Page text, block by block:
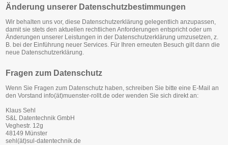
Änderung unserer Datenschutzbestimmungen
Wir behalten uns vor, diese Datenschutzerklärung gelegentlich anzupassen,
damit sie stets den aktuellen rechtlichen Anforderungen entspricht oder um
Änderungen unserer Leistungen in der Datenschutzerklärung umzusetzen, z.
B. bei der Einführung neuer Services. Für Ihren erneuten Besuch gilt dann die
neue Datenschutzerklärung.
Fragen zum Datenschutz
Wenn Sie Fragen zum Datenschutz haben, schreiben Sie bitte eine E-Mail an
den Vorstand info(ät)muenster-rollt.de oder wenden Sie sich direkt an:
Klaus Sehl
S&L Datentechnik GmbH
Veghestr. 12g
48149 Münster
sehl(ät)sul-datentechnik.de